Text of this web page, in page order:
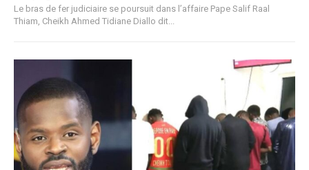
Le bras de fer judiciaire se poursuit dans l’affaire Pape Salif Raal
Thiam, Cheikh Ahmed Tidiane Diallo dit...